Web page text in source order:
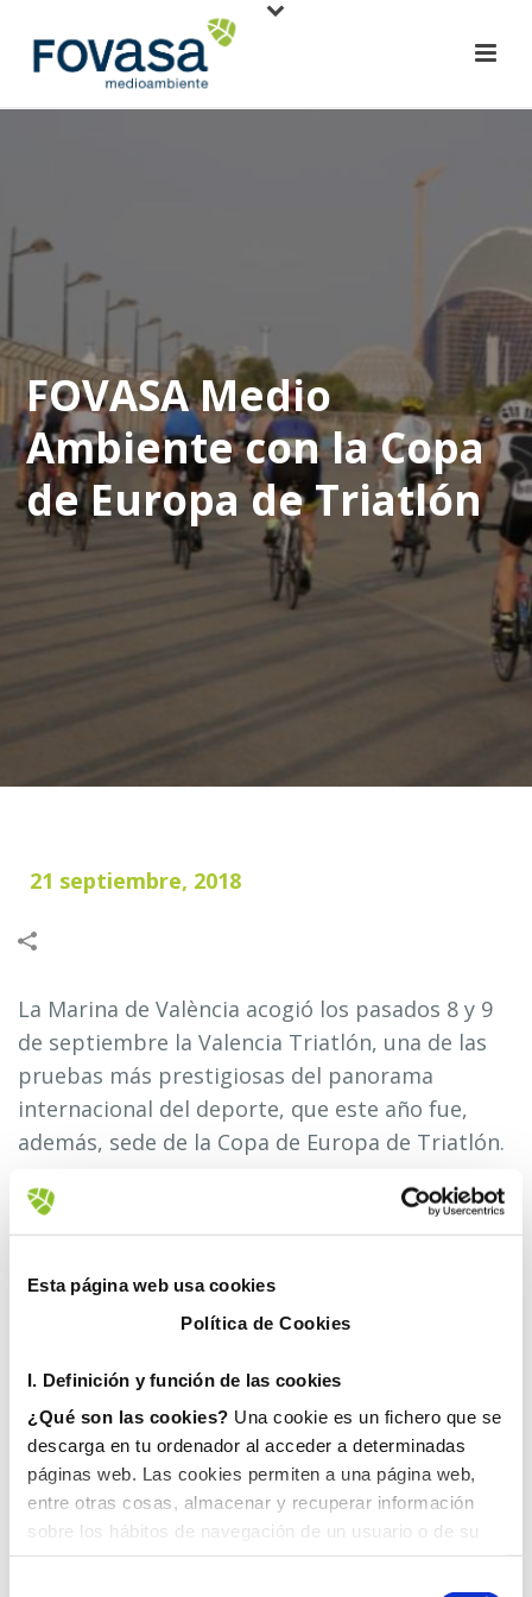
Esta página web usa cookies
Política de Cookies
I. Definición y función de las cookies
¿Qué son las cookies? Una cookie es un fichero que se
descarga en tu ordenador al acceder a determinadas
páginas web. Las cookies permiten a una página web,
entre otras cosas, almacenar y recuperar información
sobre los hábitos de navegación de un usuario o de su
equipo y, dependiendo de la información que contengan y
de la forma en que utilice su equipo, pueden utilizarse
FOVASA Medio
Ambiente con la Copa
de Europa de Triatlón
21 septiembre, 2018
La Marina de València acogió los pasados 8 y 9
de septiembre la Valencia Triatlón, una de las
pruebas más prestigiosas del panorama
internacional del deporte, que este año fue,
además, sede de la Copa de Europa de Triatlón.
En este contexto, a fin de asegurar la perfecta
conservación del entorno donde tuvo lugar la
durante el fin de semana 25 contenedores de
carga trasera de 1100 litros, encargándose
también de la posterior recogida y eliminación
de los residuos.
Unas tareas que refuerzan el posicionamiento
de FOVASA Medio Ambiente como compañía de
referencia en el sector, que atiende anualmente
cerca de medio centenar de eventos de todo